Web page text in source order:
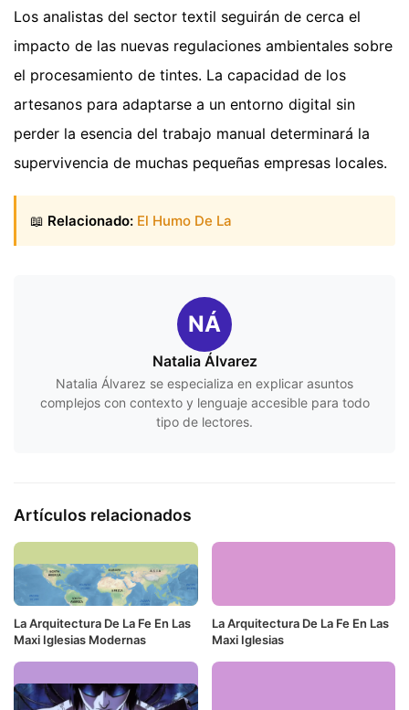
Los analistas del sector textil seguirán de cerca el
impacto de las nuevas regulaciones ambientales sobre
el procesamiento de tintes. La capacidad de los
artesanos para adaptarse a un entorno digital sin
perder la esencia del trabajo manual determinará la
supervivencia de muchas pequeñas empresas locales.
📖 Relacionado: El Humo De La
NÁ
Natalia Álvarez
Natalia Álvarez se especializa en explicar asuntos
complejos con contexto y lenguaje accesible para todo
tipo de lectores.
Artículos relacionados
La Arquitectura De La Fe En Las
Maxi Iglesias Modernas
La Arquitectura De La Fe En Las
Maxi Iglesias